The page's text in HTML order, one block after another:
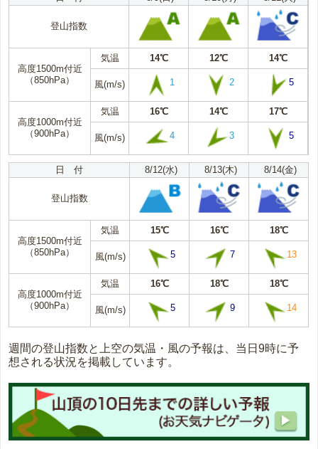
登山指数
高度1500m付近
（850hPa）
気温 14℃ 12℃ 14℃
風(m/s) 1 2 5
高度1000m付近
（900hPa）
気温 16℃ 14℃ 17℃
風(m/s) 4 3 5
日 付 8/12(水) 8/13(木) 8/14(金)
登山指数
高度1500m付近
（850hPa）
気温 15℃ 16℃ 18℃
風(m/s) 5 7 13
高度1000m付近
（900hPa）
気温 16℃ 18℃ 18℃
風(m/s) 5 9 14
週間の登山指数と上空の気温・風の予報は、当日9時に予
想される状況を掲載しています。